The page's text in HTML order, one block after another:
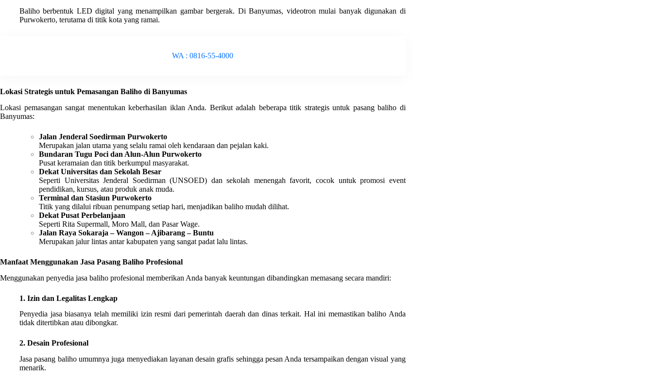
Baliho berbentuk LED digital yang menampilkan gambar bergerak. Di Banyumas, videotron mulai banyak digunakan di
Purwokerto, terutama di titik kota yang ramai.
WA : 0816-55-4000
Lokasi Strategis untuk Pemasangan Baliho di Banyumas
Lokasi pemasangan sangat menentukan keberhasilan iklan Anda. Berikut adalah beberapa titik strategis untuk pasang baliho di
Banyumas:
Jalan Jenderal Soedirman Purwokerto
Merupakan jalan utama yang selalu ramai oleh kendaraan dan pejalan kaki.
Bundaran Tugu Poci dan Alun-Alun Purwokerto
Pusat keramaian dan titik berkumpul masyarakat.
Dekat Universitas dan Sekolah Besar
Seperti Universitas Jenderal Soedirman (UNSOED) dan sekolah menengah favorit, cocok untuk promosi event
pendidikan, kursus, atau produk anak muda.
Terminal dan Stasiun Purwokerto
Titik yang dilalui ribuan penumpang setiap hari, menjadikan baliho mudah dilihat.
Dekat Pusat Perbelanjaan
Seperti Rita Supermall, Moro Mall, dan Pasar Wage.
Jalan Raya Sokaraja – Wangon – Ajibarang – Buntu
Merupakan jalur lintas antar kabupaten yang sangat padat lalu lintas.
Manfaat Menggunakan Jasa Pasang Baliho Profesional
Menggunakan penyedia jasa baliho profesional memberikan Anda banyak keuntungan dibandingkan memasang secara mandiri:
1. Izin dan Legalitas Lengkap
Penyedia jasa biasanya telah memiliki izin resmi dari pemerintah daerah dan dinas terkait. Hal ini memastikan baliho Anda
tidak ditertibkan atau dibongkar.
2. Desain Profesional
Jasa pasang baliho umumnya juga menyediakan layanan desain grafis sehingga pesan Anda tersampaikan dengan visual yang
menarik.